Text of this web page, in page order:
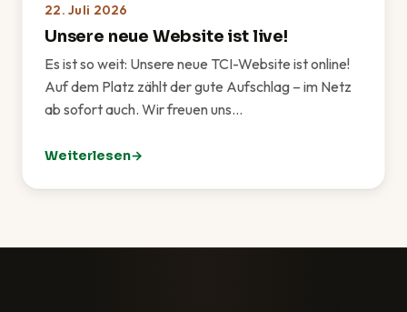
22. Juli 2026
Unsere neue Website ist live!
Es ist so weit: Unsere neue TCI-Website ist online!
Auf dem Platz zählt der gute Aufschlag – im Netz
ab sofort auch. Wir freuen uns…
Weiterlesen
: Unsere neue Website ist live!